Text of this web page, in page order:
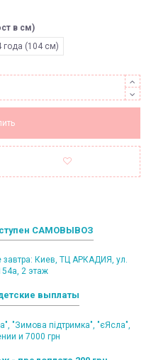
в см)
года (104 см)
САМОВЫВОЗ
Киев, ТЦ АРКАДИЯ, ул.
2 этаж
выплаты
"Зимова підтримка", "єЯсла",
и 7000 грн